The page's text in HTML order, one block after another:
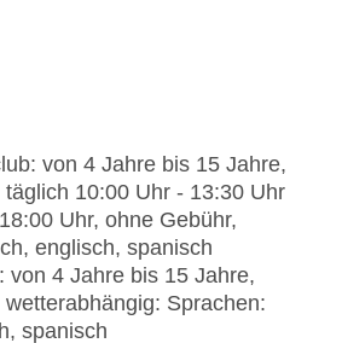
Showcooking,
angemessene
gegen Gebühr
gegen Gebühr
abends Auswahl
la-Carte-Restaurants (jeweils
nicht erforderlich,
der À-la-carte-Restaurants
variieren)
von 4 Jahre bis 15 Jahre,
10:00 Uhr - 13:30 Uhr
Uhr, ohne Gebühr,
englisch, spanisch
von 4 Jahre bis 15 Jahre,
Sprachen:
spanisch